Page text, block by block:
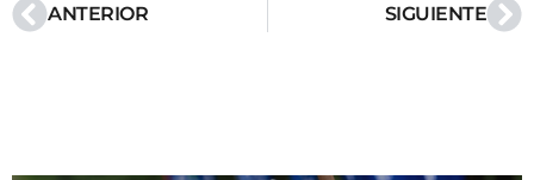
ANTERIOR SIGUIENTE